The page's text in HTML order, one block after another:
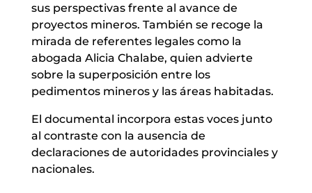
sus perspectivas frente al avance de
proyectos mineros. También se recoge la
mirada de referentes legales como la
abogada Alicia Chalabe, quien advierte
sobre la superposición entre los
pedimentos mineros y las áreas habitadas.
El documental incorpora estas voces junto
al contraste con la ausencia de
declaraciones de autoridades provinciales y
nacionales.